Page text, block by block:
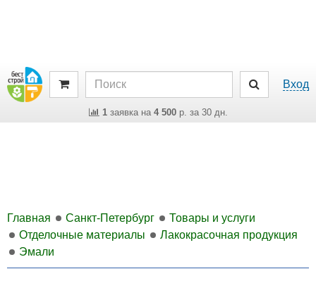
Вход
1заявка на 4 500р. за 30 дн.
Главная Санкт-Петербург
Товары и услуги
Отделочные материалы
Лакокрасочная продукция
Эмали